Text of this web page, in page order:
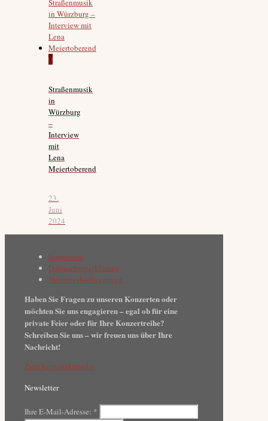
0
Straßenmusik
in
Würzburg
–
Interview
mit
Lena
Meiertoberend
23.
Juni
2024
Impressum
Datenschutzerklärung
Nutzungsbedingungen
Haben Sie Fragen zu unseren Konzerten oder
möchten Sie uns engagieren – egal ob für eine
private Feier oder für Ihre Konzertreihe?
Schreiben Sie uns – wir freuen uns über Ihre
Nachricht!
Zum Kontaktformular
Newsletter
Ihre E-Mail-Adresse: *